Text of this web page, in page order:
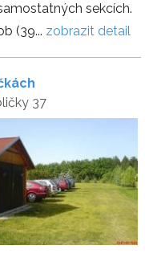
sekcích.
(39... zobrazit detail
37